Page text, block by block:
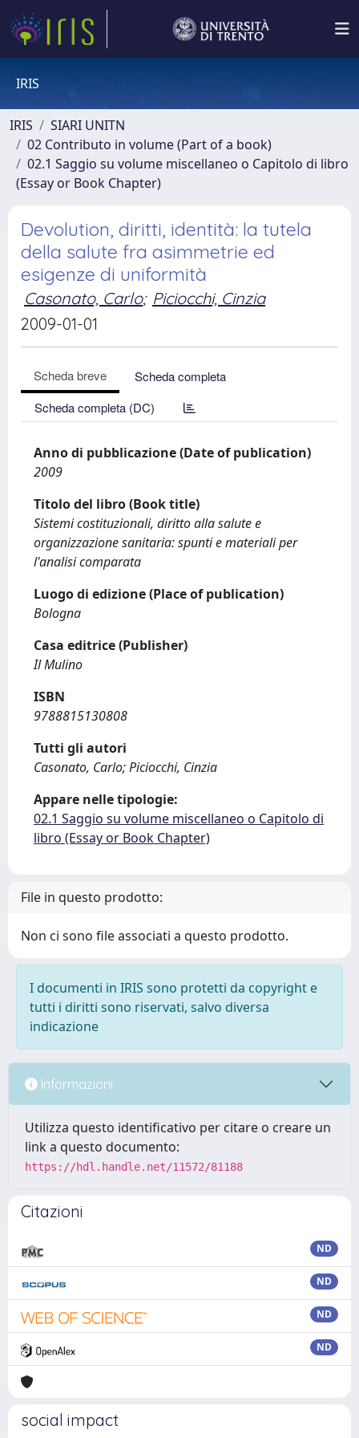
IRIS
IRIS
SIARI UNITN
02 Contributo in volume (Part of a book)
02.1 Saggio su volume miscellaneo o Capitolo di libro
(Essay or Book Chapter)
Devolution, diritti, identità: la tutela
della salute fra asimmetrie ed
esigenze di uniformità
Casonato, Carlo; Piciocchi, Cinzia
2009-01-01
Scheda breve
Scheda completa
Scheda completa (DC)
Anno di pubblicazione (Date of publication)
2009
Titolo del libro (Book title)
Sistemi costituzionali, diritto alla salute e
organizzazione sanitaria: spunti e materiali per
l'analisi comparata
Luogo di edizione (Place of publication)
Bologna
Casa editrice (Publisher)
Il Mulino
ISBN
9788815130808
Tutti gli autori
Casonato, Carlo; Piciocchi, Cinzia
Appare nelle tipologie:
02.1 Saggio su volume miscellaneo o Capitolo di
libro (Essay or Book Chapter)
File in questo prodotto:
Non ci sono file associati a questo prodotto.
I documenti in IRIS sono protetti da copyright e
tutti i diritti sono riservati, salvo diversa
indicazione
Informazioni
Utilizza questo identificativo per citare o creare un
link a questo documento:
https://hdl.handle.net/11572/81188
Citazioni
ND
ND
ND
ND
social impact